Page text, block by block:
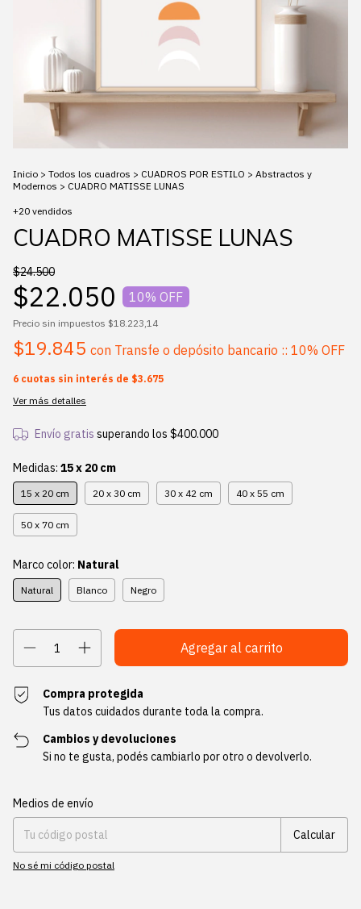
Inicio > Todos los cuadros > CUADROS POR ESTILO > Abstractos y
Modernos > CUADRO MATISSE LUNAS
+20 vendidos
CUADRO MATISSE LUNAS
$24.500
$22.050 10% OFF
Precio sin impuestos $18.223,14
$19.845 con Transfe o depósito bancario :: 10% OFF
6 cuotas sin interés de $3.675
Ver más detalles
Envío gratis superando los $400.000
Medidas: 15 x 20 cm
15 x 20 cm 20 x 30 cm 30 x 42 cm 40 x 55 cm
50 x 70 cm
Marco color: Natural
Natural Blanco Negro
Compra protegida
Tus datos cuidados durante toda la compra.
Cambios y devoluciones
Si no te gusta, podés cambiarlo por otro o devolverlo.
Entregas para el CP:
Medios de envío
Calcular
No sé mi código postal